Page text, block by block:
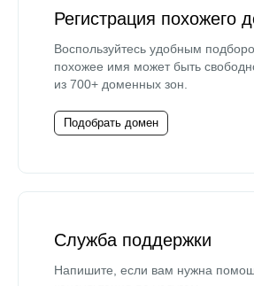
Регистрация похожего
Воспользуйтесь удобным
похожее имя может быть
из 700+ доменных зон.
Подобрать домен
Служба поддержки
Напишите, если вам нужна